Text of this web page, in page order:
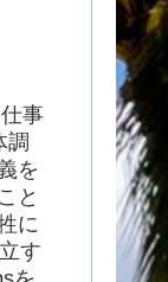
事
調
を
と
に
す